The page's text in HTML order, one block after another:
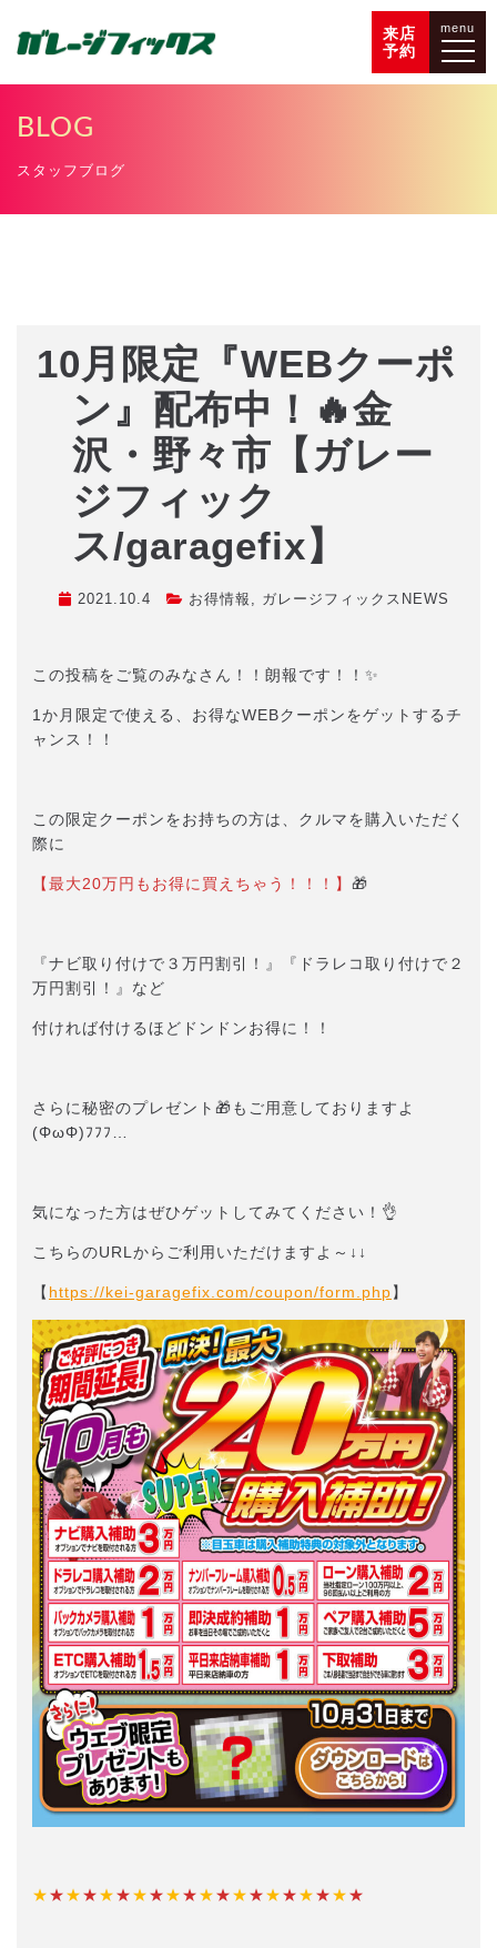
来店
予約
menu
BLOG
スタッフブログ
10月限定『WEBクーポ
ン』配布中！🔥金
沢・野々市【ガレー
ジフィック
ス/garagefix】
2021.10.4 お得情報 , ガレージフィックスNEWS
この投稿をご覧のみなさん！！朗報です！！✨
1か月限定で使える、お得なWEBクーポンをゲットするチ
ャンス！！
この限定クーポンをお持ちの方は、クルマを購入いただく
際に
【最大20万円もお得に買えちゃう！！！】 🎁
『ナビ取り付けで３万円割引！』『ドラレコ取り付けで２
万円割引！』など
付ければ付けるほどドンドンお得に！！
さらに秘密のプレゼント🎁もご用意しておりますよ
(ΦωΦ)ﾌﾌﾌ…
気になった方はぜひゲットしてみてください！👌
こちらのURLからご利用いただけますよ～↓↓
【 https://kei-garagefix.com/coupon/form.php】
★★★★★★★★★★★★★★★★★★★★